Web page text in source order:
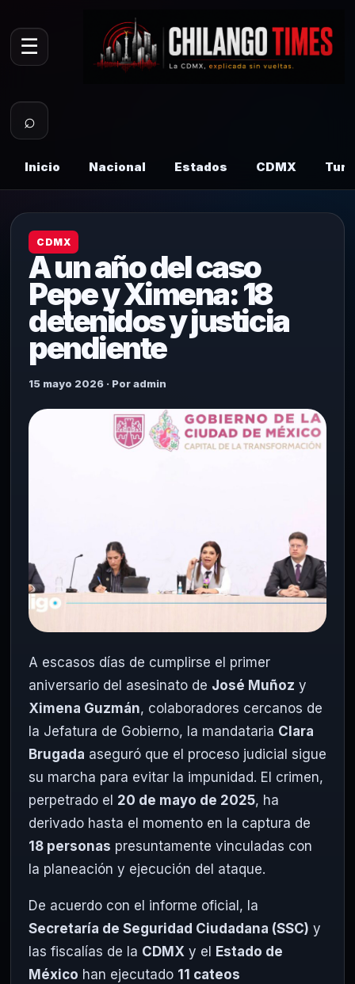
☰
⌕
Inicio Nacional Estados CDMX
CDMX
A un año del caso
Pepe y Ximena: 18
detenidos y justicia
pendiente
15 mayo 2026 · Por admin
A escasos días de cumplirse el primer
aniversario del asesinato de José Muñoz y
Ximena Guzmán, colaboradores cercanos de
la Jefatura de Gobierno, la mandataria Clara
Brugada aseguró que el proceso judicial sigue
su marcha para evitar la impunidad. El crimen,
perpetrado el 20 de mayo de 2025, ha
derivado hasta el momento en la captura de
18 personas presuntamente vinculadas con
la planeación y ejecución del ataque.
De acuerdo con el informe oficial, la
Secretaría de Seguridad Ciudadana (SSC) y
las fiscalías de la CDMX y el
Estado de
México han ejecutado 11 cateos